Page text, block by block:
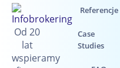
Od 20
lat
wspieramy
Referencje
Case
Studies